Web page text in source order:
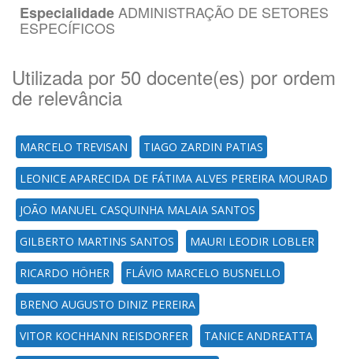
Especialidade ADMINISTRAÇÃO DE SETORES
ESPECÍFICOS
Utilizada por 50 docente(es) por ordem
de relevância
MARCELO TREVISAN TIAGO ZARDIN PATIAS
LEONICE APARECIDA DE FÁTIMA ALVES PEREIRA MOURAD
JOÃO MANUEL CASQUINHA MALAIA SANTOS
GILBERTO MARTINS SANTOS MAURI LEODIR LOBLER
RICARDO HÖHER FLÁVIO MARCELO BUSNELLO
BRENO AUGUSTO DINIZ PEREIRA
VITOR KOCHHANN REISDORFER TANICE ANDREATTA